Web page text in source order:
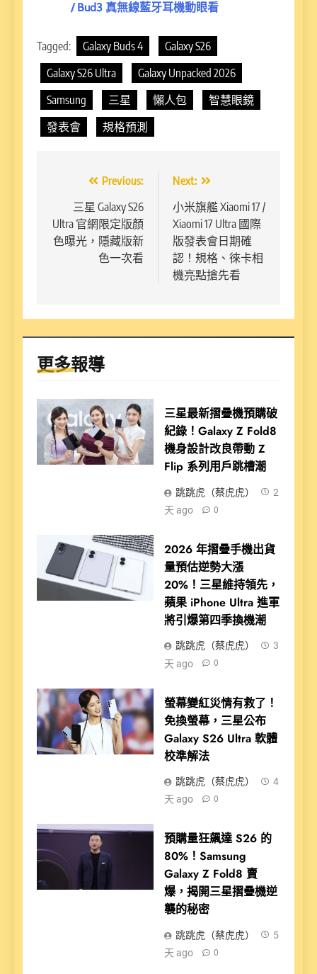
/ Bud3 真無線藍牙耳機動眼看
Tagged: Galaxy Buds 4
Galaxy S26
Galaxy S26 Ultra
Galaxy Unpacked 2026
Samsung
三星 懶人包
智慧眼鏡
發表會
規格預測
導
Previous:
三星 Galaxy S26
Ultra 官網限定版顏
色曝光，隱藏版新
色一次看
Next:
小米旗艦 Xiaomi 17 /
Xiaomi 17 Ultra 國際
版發表會日期確
認！規格、徠卡相
機亮點搶先看
更多報導
三星最新摺疊機預購破
紀錄！Galaxy Z Fold8
機身設計改良帶動 Z
Flip 系列用戶跳槽潮
跳跳虎（蔡虎虎）
2
天 ago
0
2026 年摺疊手機出貨
量預估逆勢大漲
20%！三星維持領先，
蘋果 iPhone Ultra 進軍
將引爆第四季換機潮
跳跳虎（蔡虎虎）
3
天 ago
0
螢幕變紅災情有救了！
免換螢幕，三星公布
Galaxy S26 Ultra 軟體
校準解法
跳跳虎（蔡虎虎）
4
天 ago
0
預購量狂飆達 S26 的
80%！Samsung
Galaxy Z Fold8 賣
爆，揭開三星摺疊機逆
襲的秘密
跳跳虎（蔡虎虎）
5
天 ago
0